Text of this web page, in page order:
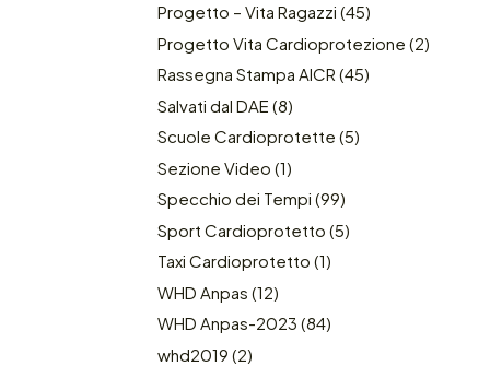
Progetto – Vita Ragazzi (45)
Progetto Vita Cardioprotezione (2)
Rassegna Stampa AICR (45)
Salvati dal DAE (8)
Scuole Cardioprotette (5)
Sezione Video (1)
Specchio dei Tempi (99)
Sport Cardioprotetto (5)
Taxi Cardioprotetto (1)
WHD Anpas (12)
WHD Anpas-2023 (84)
whd2019 (2)